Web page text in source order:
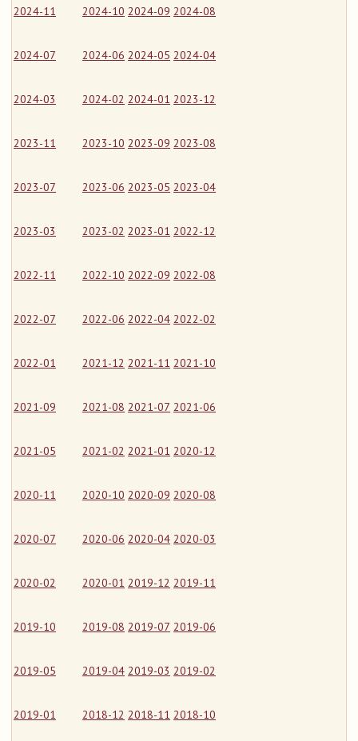
2024-11 2024-10 2024-09 2024-08
2024-07 2024-06 2024-05 2024-04
2024-03 2024-02 2024-01 2023-12
2023-11 2023-10 2023-09 2023-08
2023-07 2023-06 2023-05 2023-04
2023-03 2023-02 2023-01 2022-12
2022-11 2022-10 2022-09 2022-08
2022-07 2022-06 2022-04 2022-02
2022-01 2021-12 2021-11 2021-10
2021-09 2021-08 2021-07 2021-06
2021-05 2021-02 2021-01 2020-12
2020-11 2020-10 2020-09 2020-08
2020-07 2020-06 2020-04 2020-03
2020-02 2020-01 2019-12 2019-11
2019-10 2019-08 2019-07 2019-06
2019-05 2019-04 2019-03 2019-02
2019-01 2018-12 2018-11 2018-10